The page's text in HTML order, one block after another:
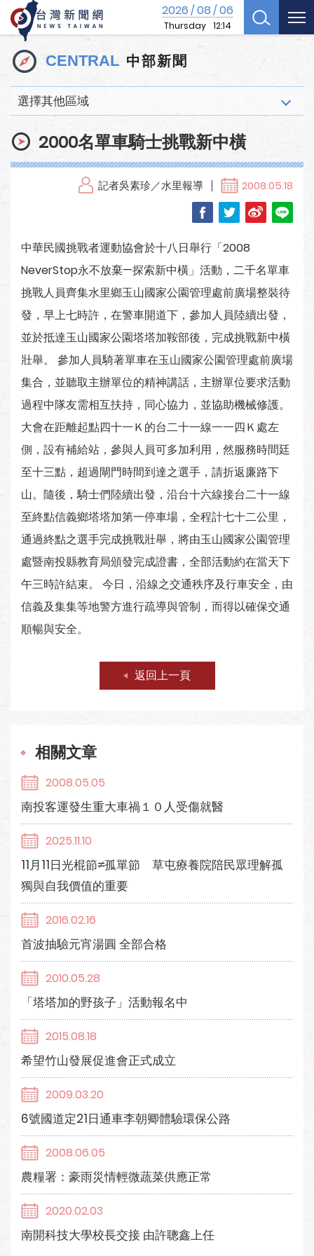
2026/08/06
Thursday 12:14
CENTRAL 中部新聞
選擇其他區域
2000名單車騎士挑戰新中橫
記者吳素珍／水里報導 2008.05.18
中華民國挑戰者運動協會於十八日舉行「2008
NeverStop永不放棄—探索新中橫」活動，二千名單車
挑戰人員齊集水里鄉玉山國家公園管理處前廣場整裝待
發，早上七時許，在警車開道下，參加人員陸續出發，
並於抵達玉山國家公園塔塔加鞍部後，完成挑戰新中橫
壯舉。 參加人員騎著單車在玉山國家公園管理處前廣場
集合，並聽取主辦單位的精神講話，主辦單位要求活動
過程中隊友需相互扶持，同心協力，並協助機械修護。
大會在距離起點四十一Ｋ的台二十一線一一四Ｋ處左
側，設有補給站，參與人員可多加利用，然服務時間廷
至十三點，超過閘門時間到達之選手，請折返廉路下
山。隨後，騎士們陸續出發，沿台十六線接台二十一線
至終點信義鄉塔塔加第一停車場，全程計七十二公里，
通過終點之選手完成挑戰壯舉，將由玉山國家公園管理
處暨南投縣教育局頒發完成證書，全部活動約在當天下
午三時許結束。 今日，沿線之交通秩序及行車安全，由
信義及集集等地警方進行疏導與管制，而得以確保交通
順暢與安全。
返回上一頁
相關文章
2008.05.05
南投客運發生重大車禍１０人受傷就醫
2025.11.10
11月11日光棍節≠孤單節 草屯療養院陪民眾理解孤
獨與自我價值的重要
2016.02.16
首波抽驗元宵湯圓 全部合格
2010.05.28
「塔塔加的野孩子」活動報名中
2015.08.18
希望竹山發展促進會正式成立
2009.03.20
6號國道定21日通車李朝卿體驗環保公路
2008.06.05
農糧署：豪雨災情輕微蔬菜供應正常
2020.02.03
南開科技大學校長交接 由許聰鑫上任